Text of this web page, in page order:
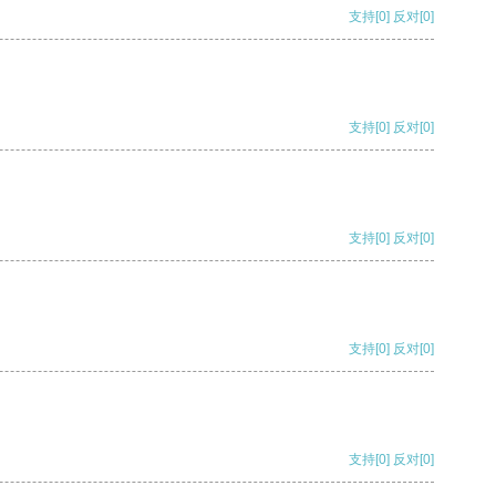
支持[0] 反对[0]
支持[0] 反对[0]
支持[0] 反对[0]
支持[0] 反对[0]
支持[0] 反对[0]